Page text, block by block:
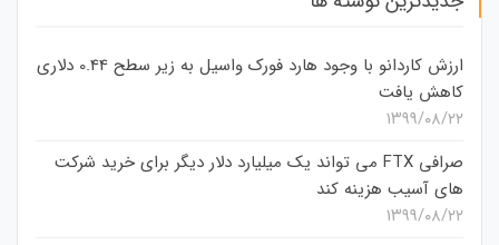
ارزش کاردانو با وجود هارد فورک واسیل به زیر سطح 0.44 دلاری
کاهش یافت
۱۳۹۹/۰۸/۲۲
صرافی FTX می تواند یک میلیارد دلار دیگر برای خرید شرکت
های آسیب هزینه کند
۱۳۹۹/۰۸/۲۲